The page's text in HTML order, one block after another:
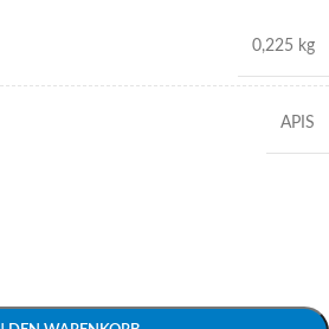
0,225 kg
APIS